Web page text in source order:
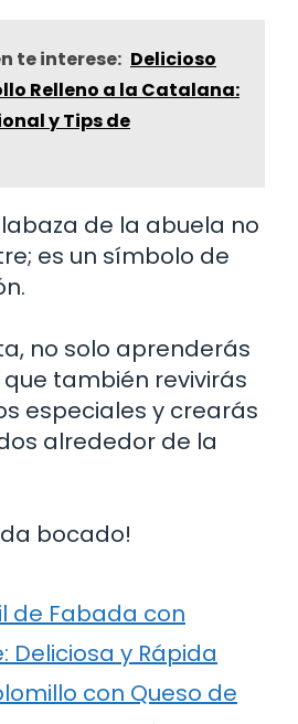
te interese: Delicioso
Relleno a la Catalana:
y Tips de
de la abuela no
es un símbolo de
no solo aprenderás
también revivirás
especiales y crearás
alrededor de la
bocado!
de Fabada con
Deliciosa y Rápida
con Queso de